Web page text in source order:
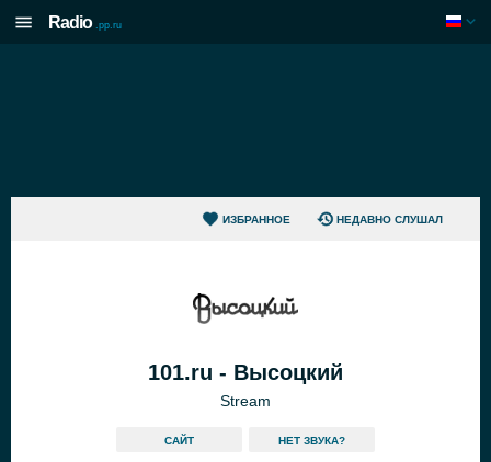
Radio .pp.ru
ИЗБРАННОЕ НЕДАВНО СЛУШАЛ
101.ru - Высоцкий
Stream
САЙТ HЕТ ЗВУКА?